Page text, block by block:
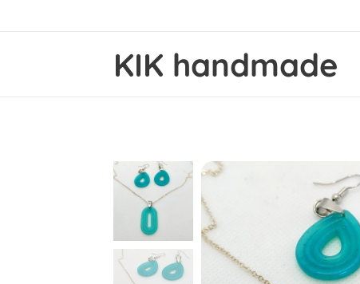
KIK handmade